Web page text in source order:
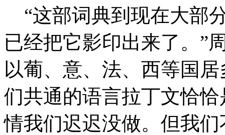
“这部词典到现在大部
已经把它影印出来了。”
以葡、意、法、西等国
们共通的语言拉丁文恰
情我们迟迟没做。但我